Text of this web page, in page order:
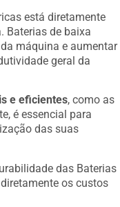
está diretamente
Baterias de baixa
máquina e aumentar
geral da
e eficientes, como as
é essencial para
das suas
das Baterias
os custos